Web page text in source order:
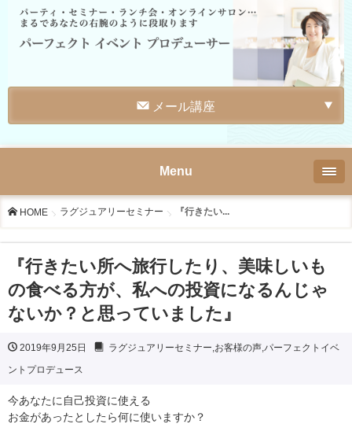
メール講座
Menu
HOME ラグジュアリーセミナー 『行きたい...
『行きたい所へ旅行したり、美味しいも
の食べる方が、私への投資になるんじゃ
ないか？と思っていました』
2019年9月25日 ラグジュアリーセミナー お客様の声 パーフェクトイベ
ントプロデュース
今あなたに自己投資に使える
お金があったとしたら何に使いますか？